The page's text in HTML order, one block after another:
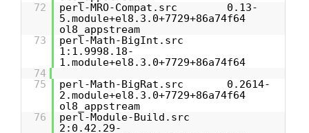
72
perl-MRO-Compat.src 0.13-
5.module+el8.3.0+7729+86a74f64
ol8_appstream
73
perl-Math-BigInt.src
1:1.9998.18-
1.module+el8.3.0+7729+86a74f64
74
75
perl-Math-BigRat.src 0.2614-
2.module+el8.3.0+7729+86a74f64
ol8_appstream
76
perl-Module-Build.src
2:0.42.29-